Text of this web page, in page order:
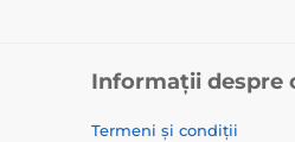
Informații despre
Termeni și condiții